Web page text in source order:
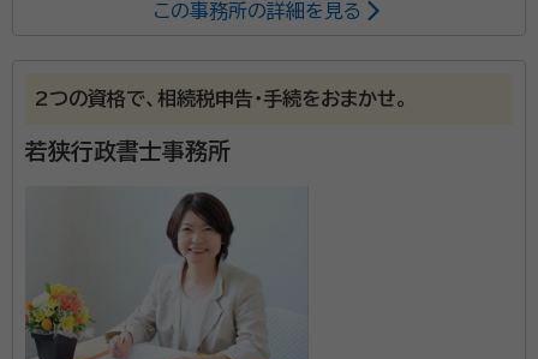
西田 伸夫（にしだ のぶお）
行政書士、終活カウンセラー、防災士、三
ーター
私は大阪府警の警察官を４２年勤務しました。警察官時
代は住民の方の相続問題や、御一人様の高齢者、認知症
の方がおられる御家族のお悩みや様々な問題に親身に
なって相談等を受け取り組んできました。住民の方の安
この事務所の詳細を見る
2つの資格で、相続税申告・手続をおまかせ。
若狭行政書士事務所